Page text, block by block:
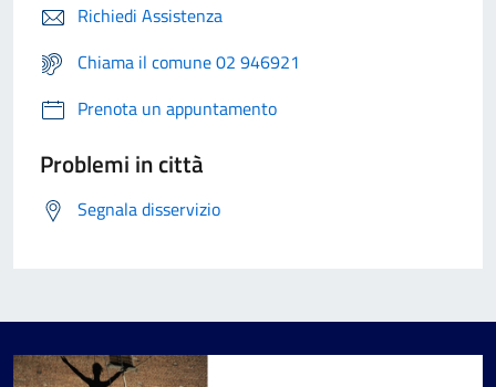
Richiedi Assistenza
Chiama il comune 02 946921
Prenota un appuntamento
Problemi in città
Segnala disservizio